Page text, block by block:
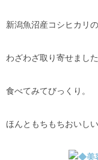
新潟魚沼産コシヒカリ
わざわざ取り寄せました
食べてみてびっくり。
ほんともちもちおいしい